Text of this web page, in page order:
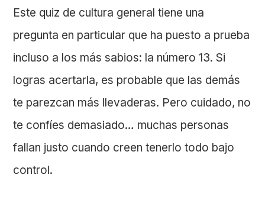
Este quiz de cultura general tiene una
pregunta en particular que ha puesto a prueba
incluso a los más sabios: la número 13. Si
logras acertarla, es probable que las demás
te parezcan más llevaderas. Pero cuidado, no
te confíes demasiado… muchas personas
fallan justo cuando creen tenerlo todo bajo
control.